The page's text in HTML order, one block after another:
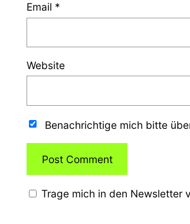
Email *
Website
Benachrichtige mich bitte
Trage mich in den Newsletter